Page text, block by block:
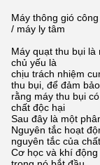
Máy thông gió
/ máy ly tâm
Máy quạt thu bụi là
chủ yếu là
chịu trách nhiệm
thu bụi, để đảm bảo
rằng máy thu bụi
chất độc hại
Sau đây là một
Nguyên tắc hoạt
nguyên tắc của
Cơ học và khí